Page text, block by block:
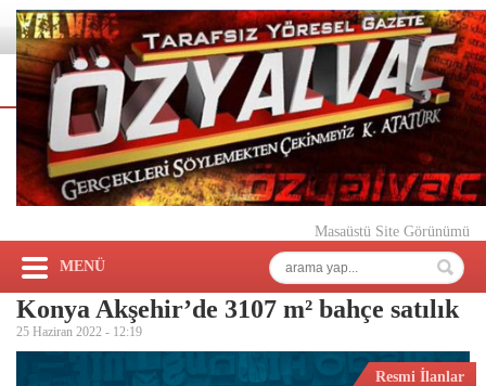
Masaüstü Site Görünümü
MENÜ
Konya Akşehir’de 3107 m² bahçe satılık
25 Haziran 2022 - 12:19
Resmi İlanlar